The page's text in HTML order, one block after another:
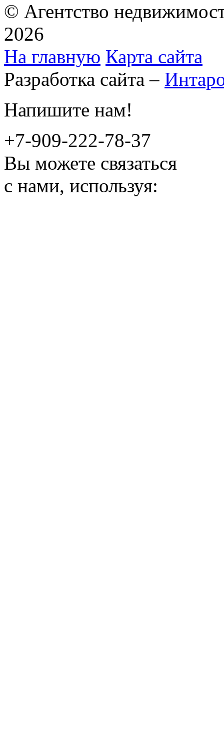
© Агентство
2026
На главную Карта сайта
Разработка сайта –
Напишите нам!
+7-909-222-78-37
Вы можете связаться
с нами, используя: